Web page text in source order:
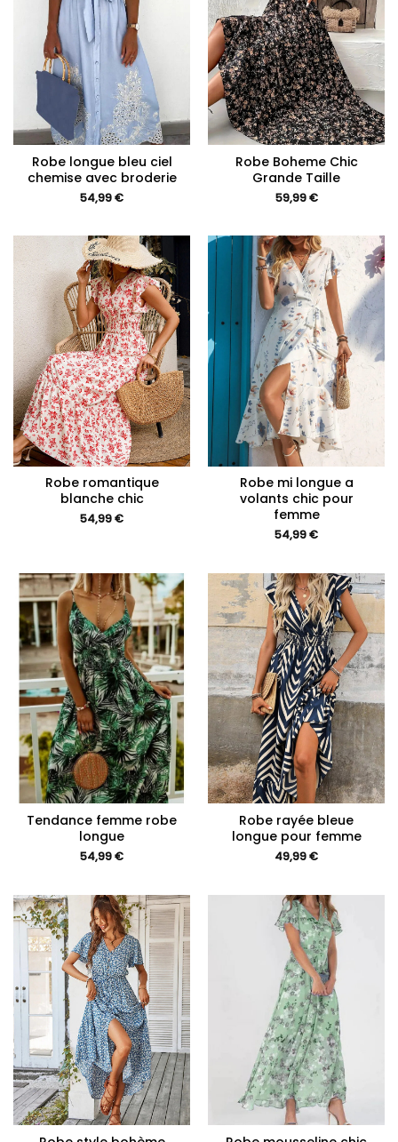
Robe longue bleu ciel
chemise avec broderie
54,99€
Robe Boheme Chic
Grande Taille
59,99€
Robe romantique
blanche chic
54,99€
Robe mi longue a
volants chic pour
femme
54,99€
Tendance femme robe
longue
54,99€
Robe rayée bleue
longue pour femme
49,99€